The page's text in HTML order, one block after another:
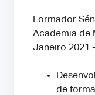
Formador
Academia de
Janeiro 2021
de